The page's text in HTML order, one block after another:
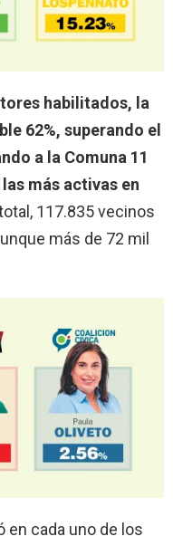
habilitados, la
62%, superando el
a la Comuna 11
más activas en
117.835 vecinos
más de 72 mil
en cada uno de los